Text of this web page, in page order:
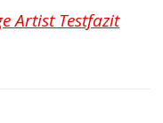
Artist Testfazit